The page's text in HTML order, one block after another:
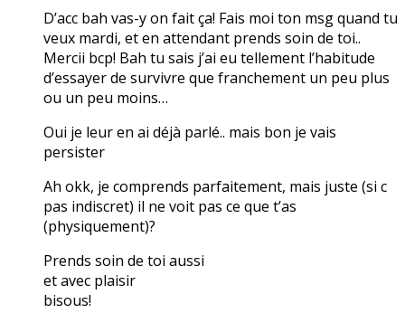
D’acc bah vas-y on fait ça! Fais moi ton msg quand tu
veux mardi, et en attendant prends soin de toi..
Mercii bcp! Bah tu sais j’ai eu tellement l’habitude
d’essayer de survivre que franchement un peu plus
ou un peu moins…
Oui je leur en ai déjà parlé.. mais bon je vais
persister
Ah okk, je comprends parfaitement, mais juste (si c
pas indiscret) il ne voit pas ce que t’as
(physiquement)?
Prends soin de toi aussi
et avec plaisir
bisous!